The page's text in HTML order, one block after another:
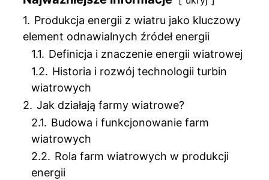
1. Produkcja energii z wiatru jako kluczowy
element odnawialnych źródeł energii
1.1. Definicja i znaczenie energii wiatrowej
1.2. Historia i rozwój technologii turbin
wiatrowych
2. Jak działają farmy wiatrowe?
2.1. Budowa i funkcjonowanie farm
wiatrowych
2.2. Rola farm wiatrowych w produkcji
energii